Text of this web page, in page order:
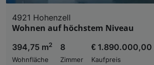
4921 Hohenzell
Wohnen auf höchstem Niveau
394,75 m2
Wohnfläche
8
Zimmer
€ 1.890.000,00
Kaufpreis